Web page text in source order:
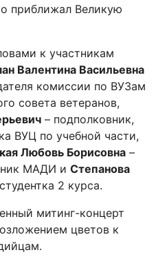
приближал Великую
к участникам
Валентина Васильевна
комиссии по ВУЗам
совета ветеранов,
– подполковник,
ВУЦ по учебной части,
Любовь Борисовна –
МАДИ и Степанова
2 курса.
митинг-концерт
цветов к